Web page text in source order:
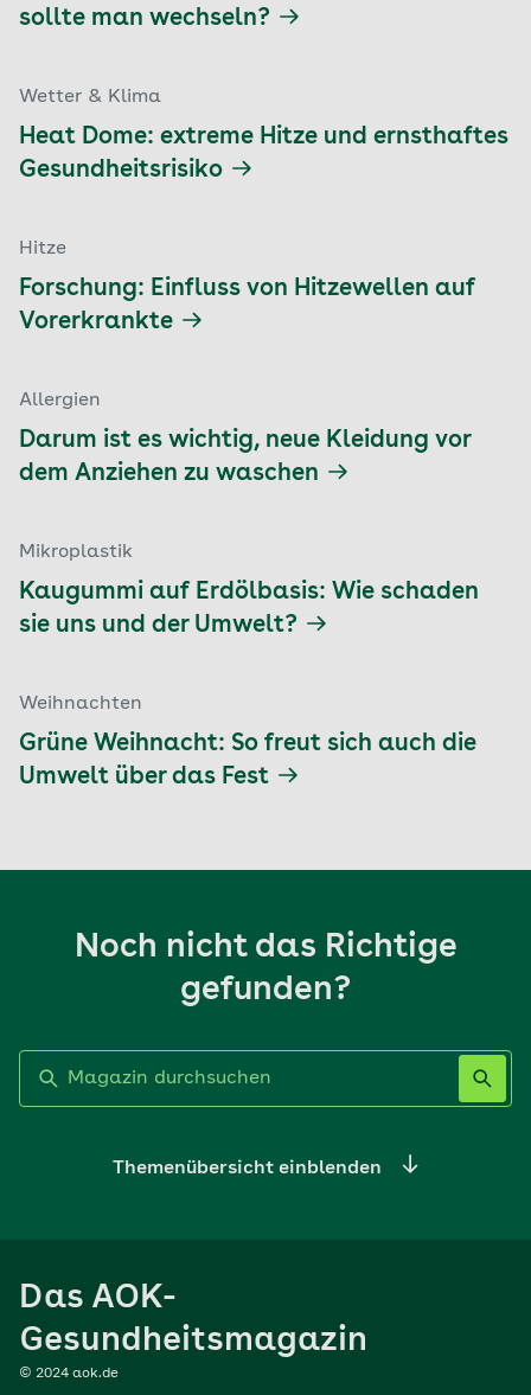
sollte man wechseln?
Wetter & Klima
Heat Dome: extreme Hitze und ernsthaftes
Gesundheitsrisiko
Hitze
Forschung: Einfluss von Hitzewellen auf
Vorerkrankte
Allergien
Darum ist es wichtig, neue Kleidung vor
dem Anziehen zu waschen
Mikroplastik
Kaugummi auf Erdölbasis: Wie schaden
sie uns und der Umwelt?
Weihnachten
Grüne Weihnacht: So freut sich auch die
Umwelt über das Fest
Noch nicht das Richtige
gefunden?
Themenübersicht einblenden
Sport
Das AOK-
Gesundheitsmagazin
© 2024 aok.de